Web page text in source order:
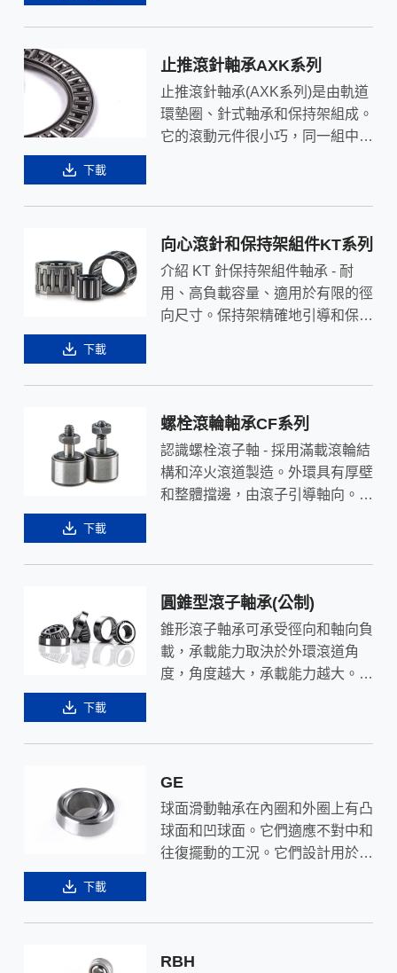
止推滾針軸承AXK系列
止推滾針軸承(AXK系列)是由軌道
環墊圈、針式軸承和保持架組成。
它的滾動元件很小巧，同一組中的
可用作剛性良好且佔用軸向空間最
下載
向心滾針和保持架組件KT系列
介紹 KT 針保持架組件軸承 - 耐
用、高負載容量、適用於有限的徑
向尺寸。保持架精確地引導和保持
下載
螺栓滾輪軸承CF系列
認識螺栓滾子軸 - 採用滿載滾輪結
構和淬火滾道製造。外環具有厚壁
和整體擋邊，由滾子引導軸向。螺
下載
圓錐型滾子軸承(公制)
錐形滾子軸承可承受徑向和軸向負
載，承載能力取決於外環滾道角
度，角度越大，承載能力越大。滾
下載
GE
球面滑動軸承在內圈和外圈上有凸
球面和凹球面。它們適應不對中和
往復擺動的工況。它們設計用於慢
下載
RBH